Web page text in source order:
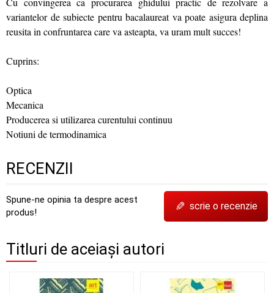
variantelor de subiecte pentru bacalaureat va poate asigura deplina
reusita in confruntarea care va asteapta, va uram mult succes!
Cuprins:
Optica
Mecanica
Producerea si utilizarea curentului continuu
Notiuni de termodinamica
RECENZII
Spune-ne opinia ta despre acest
produs!
✎ scrie o recenzie
Titluri de aceiași autori